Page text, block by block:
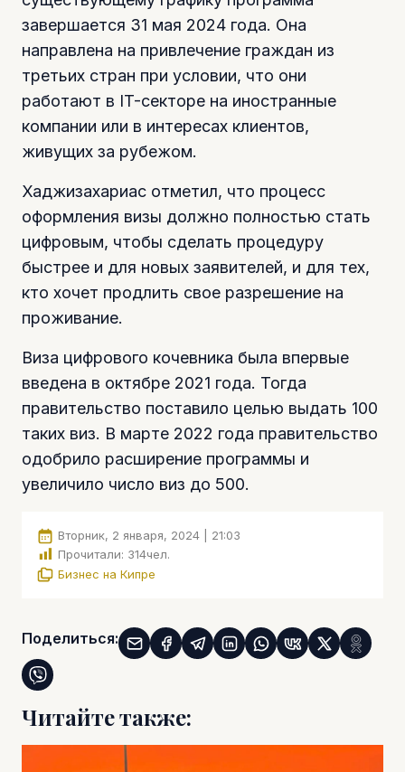
завершается 31 мая 2024 года. Она
направлена на привлечение граждан из
третьих стран при условии, что они
работают в IT-секторе на иностранные
компании или в интересах клиентов,
живущих за рубежом.
Хаджизахариас отметил, что процесс
оформления визы должно полностью стать
цифровым, чтобы сделать процедуру
быстрее и для новых заявителей, и для тех,
кто хочет продлить свое разрешение на
проживание.
Виза цифрового кочевника была впервые
введена в октябре 2021 года. Тогда
правительство поставило целью выдать 100
таких виз. В марте 2022 года правительство
одобрило расширение программы и
увеличило число виз до 500.
Вторник, 2 января, 2024 | 21:03
Прочитали: 314чел.
Бизнес на Кипре
Поделиться:
Читайте также: